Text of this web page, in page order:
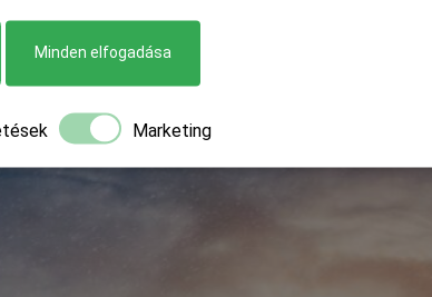
XML állományok előállítását végző telepített
Minden elfogadása
Marketing